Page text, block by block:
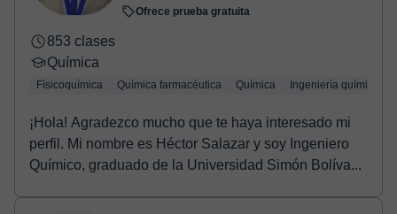
Ofrece prueba gratuita
853 clases
Química
Físicoquímica Química farmacéutica Química Ingeniería química
¡Hola! Agradezco mucho que te haya interesado mi
perfil. Mi nombre es Héctor Salazar y soy Ingeniero
Químico, graduado de la Universidad Simón Bolíva...